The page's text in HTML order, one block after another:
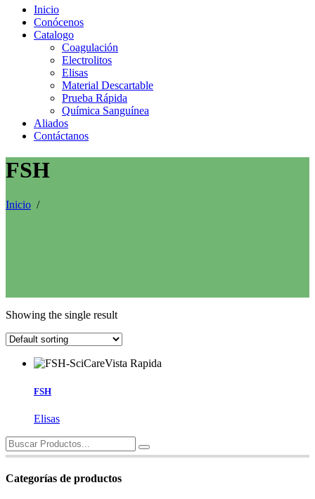
Inicio
Conócenos
Catalogo
Coagulación
Electrolitos
Elisas
Material Descartable
Prueba Rápida
Química Sanguínea
Aliados
Contáctanos
FSH
Inicio /
Showing the single result
Vista Rapida
FSH
Elisas
Search
for:
Categorías de productos